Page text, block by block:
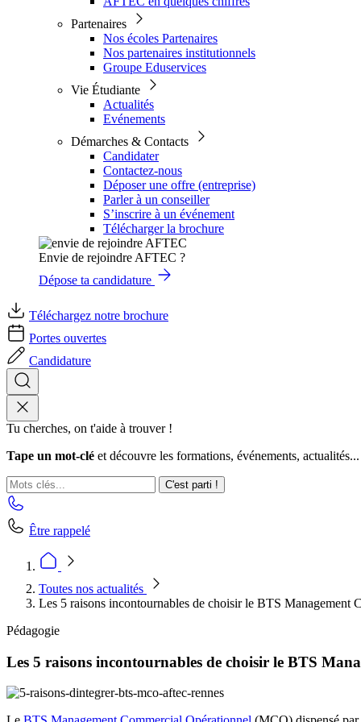
Partenaires
Nos écoles Partenaires
Nos partenaires institutionnels
Groupe Eduservices
Vie Étudiante
Actualités
Evénements
Démarches & Contacts
Candidater
Contactez-nous
Déposer une offre (entreprise)
Parler à un conseiller
S’inscrire à un événement
Télécharger la brochure
Envie de rejoindre AFTEC ?
Dépose ta candidature
Téléchargez notre brochure
Portes ouvertes
Candidature
Tu cherches, on t'aide à trouver !
Tape un mot-clé et découvre les formations, événements,
C'est parti !
Être rappelé
Toutes nos actualités
Les 5 raisons incontournables de choisir le BTS Management
Pédagogie
Les 5 raisons incontournables de choisir le BTS